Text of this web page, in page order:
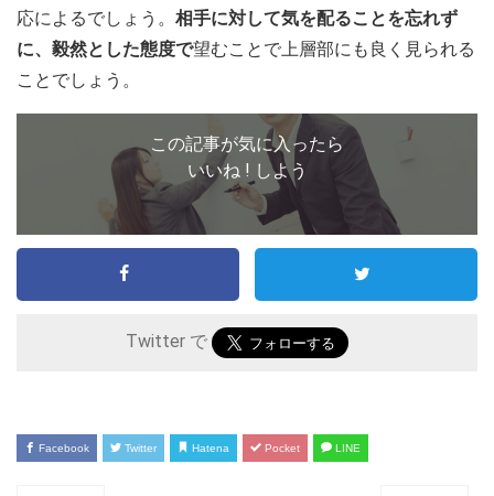
応によるでしょう。 相手に対して気を配ることを忘れず
に、毅然とした態度で望むことで上層部にも良く見られる
ことでしょう。
この記事が気に入ったら
いいね ! しよう
Twitter で
Facebook Twitter Hatena Pocket LINE